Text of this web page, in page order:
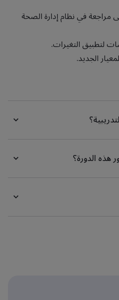
مراجعة في نظام إدارة الصحة
لتطبيق التغيرات.
الجديد.
هذه الدورة؟